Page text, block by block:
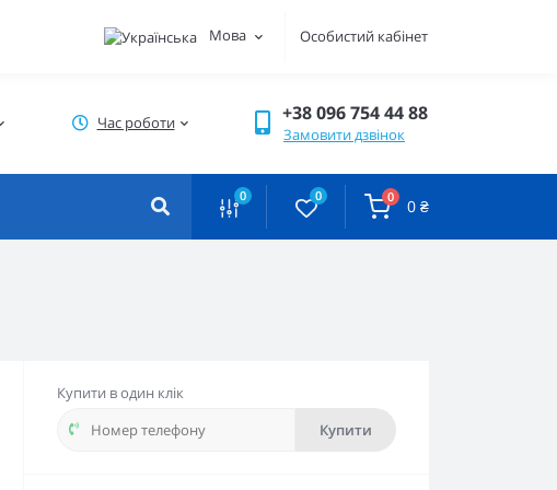
Мова Особистий кабінет
Час роботи +38 096 754 44 88
Замовити дзвінок
0 0 0 0 ₴
Купити в один клік
Купити